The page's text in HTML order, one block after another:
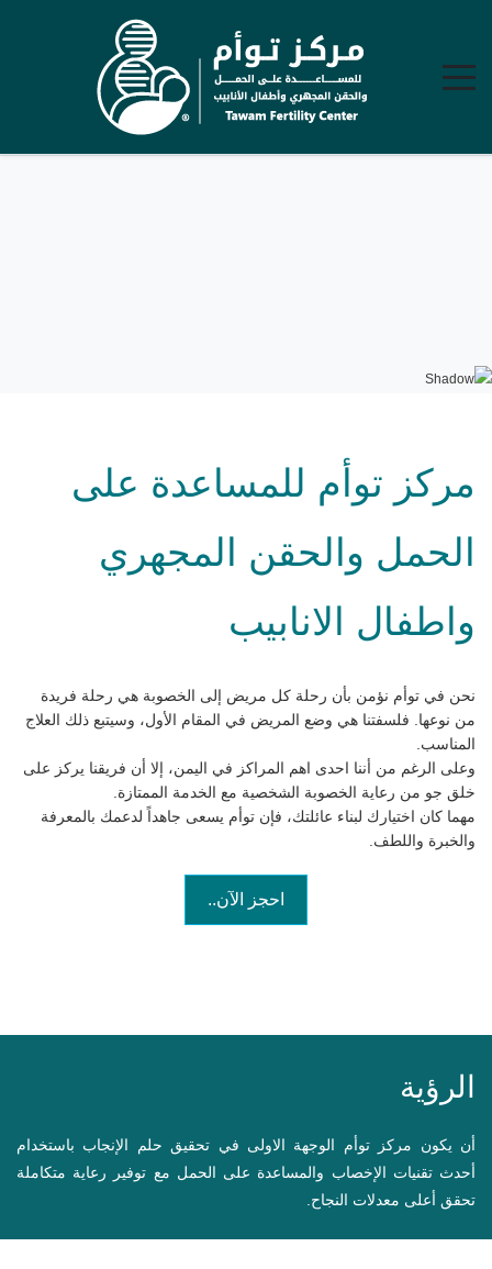
مركز توأم للمساعدة على
الحمل والحقن المجهري
واطفال الانابيب
نحن في توأم نؤمن بأن رحلة كل مريض إلى الخصوبة هي رحلة فريدة
من نوعها. فلسفتنا هي وضع المريض في المقام الأول، وسيتبع ذلك العلاج
المناسب.
وعلى الرغم من أننا احدى اهم المراكز في اليمن، إلا أن فريقنا يركز على
خلق جو من رعاية الخصوبة الشخصية مع الخدمة الممتازة.
مهما كان اختيارك لبناء عائلتك، فإن توأم يسعى جاهداً لدعمك بالمعرفة
والخبرة واللطف.
احجز الآن..
الرؤية
أن يكون مركز توأم الوجهة الاولى في تحقيق حلم الإنجاب باستخدام
أحدث تقنيات الإخصاب والمساعدة على الحمل مع توفير رعاية متكاملة
تحقق أعلى معدلات النجاح.